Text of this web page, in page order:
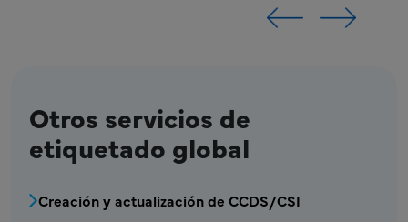
Otros servicios de
etiquetado global
MPR - Etiquetado - Menú de etiquetado
Creación y actualización de CCDS/CSI